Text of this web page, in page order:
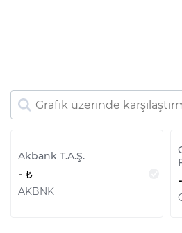
Akbank T.A.Ş.
-
AKBNK
-